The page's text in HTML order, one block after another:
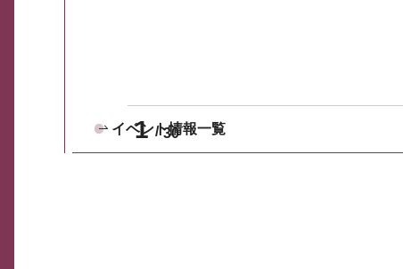
1 30
イベント情報一覧